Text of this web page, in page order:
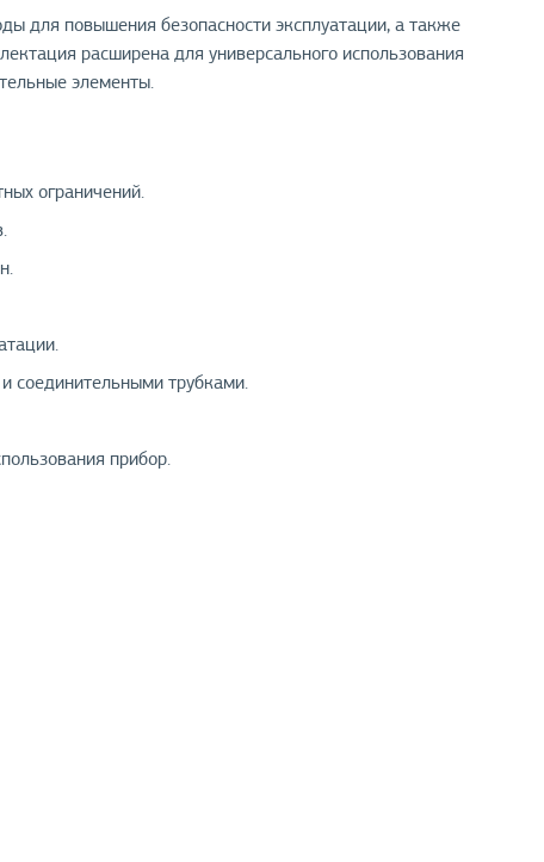
для повышения безопасности эксплуатации, а также
расширена для универсального использования
элементы.
ограничений.
соединительными трубками.
прибор.